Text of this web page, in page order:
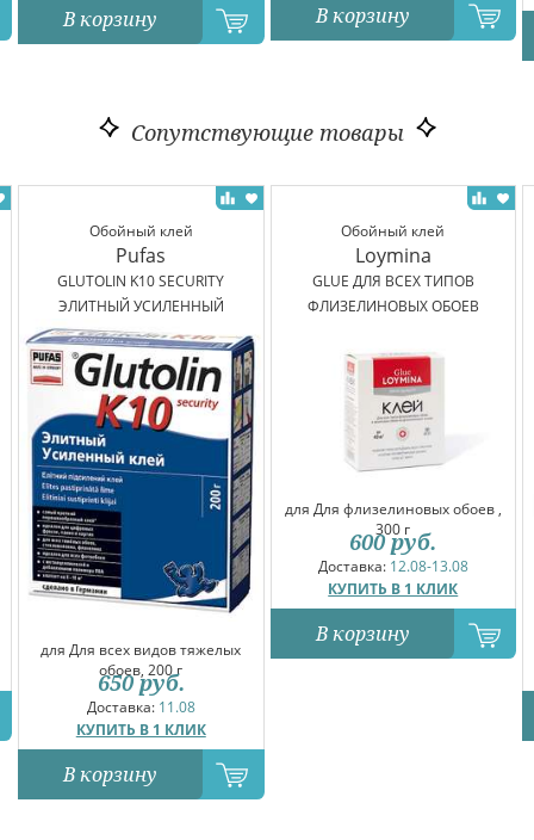
В корзину В корзину
Сопутствующие товары
Обойный клей
Pufas
GLUTOLIN K10 SECURITY
ЭЛИТНЫЙ УСИЛЕННЫЙ
для Для всех видов тяжелых
обоев, 200 г
Доставка: 11.08
КУПИТЬ В 1 КЛИК
650 руб.
В корзину
Обойный клей
Loymina
GLUE ДЛЯ ВСЕХ ТИПОВ
ФЛИЗЕЛИНОВЫХ ОБОЕВ
для Для флизелиновых обоев ,
300 г
Доставка: 12.08-13.08
КУПИТЬ В 1 КЛИК
600 руб.
В корзину